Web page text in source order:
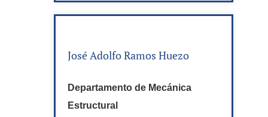
José Adolfo Ramos Huezo
Departamento de Mecánica
Estructural